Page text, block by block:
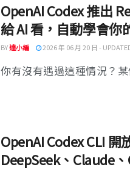
OpenAI Codex 推出
給 AI 看，自動學會你
BY達小編 2026 年 06 月 20 日 -
你有沒有遇過這種情況？
OpenAI Codex CLI 開
DeepSeek、Claude